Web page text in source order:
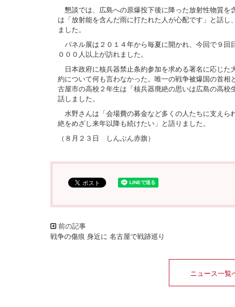
懇談では、広島への原爆投下後に降った放射性物質を
は「放射能を含んだ雨に打たれた人が心配です」と話
ました。
パネル展は２０１４年から毎夏に開かれ、今回で９回
０００人以上が訪れました。
日本政府に核兵器禁止条約参加を求める署名に応じた
約について何も言わなかった。唯一の戦争被爆国の首
古屋市の高校２年生は「核兵器廃絶の思いは広島の高
話しました。
水野さんは「会場費の募金など多くの人たちに支え
絶をめざし来年以降も続けたい」と語りました。
（８月２３日 しんぶん赤旗）
戦争の傷痕 身近に 名古屋で戦跡巡り
ニュース一覧